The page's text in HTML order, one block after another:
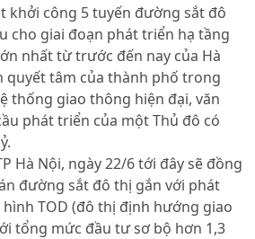
khởi công 5 tuyến đường sắt đô
cho giai đoạn phát triển hạ tầng
nhất từ trước đến nay của Hà
quyết tâm của thành phố trong
thống giao thông hiện đại, văn
phát triển của một Thủ đô có
Hà Nội, ngày 22/6 tới đây sẽ đồng
đường sắt đô thị gắn với phát
TOD (đô thị định hướng giao
tổng mức đầu tư sơ bộ hơn 1,3